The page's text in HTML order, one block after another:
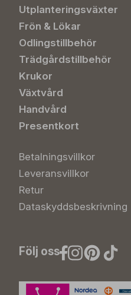
Utplanteringsväxter
Frön & Lökar
Odlingstillbehör
Trädgårdstillbehör
Krukor
Växtvård
Handvård
Presentkort
Betalningsvillkor
Leveransvillkor
Retur
Dataskyddsbeskrivning
Följ oss